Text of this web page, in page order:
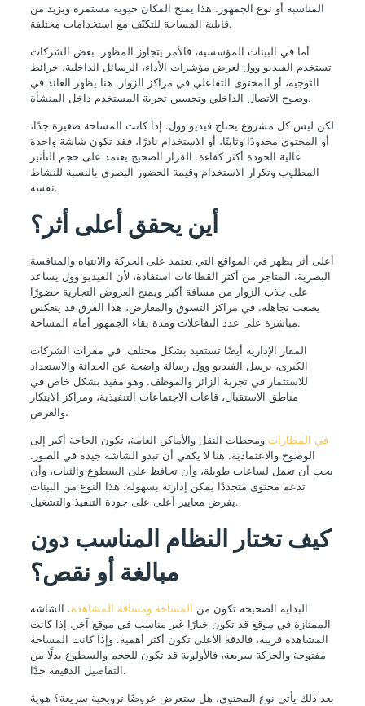
المناسبة أو نوع الجمهور. هذا يمنح المكان حيوية مستمرة ويزيد من
قابلية المساحة للتكيّف مع استخدامات مختلفة.
أما في البيئات المؤسسية، فالأمر يتجاوز المظهر. بعض الشركات
تستخدم الفيديو وول لعرض مؤشرات الأداء، الرسائل الداخلية، خرائط
التوجيه، أو المحتوى التفاعلي في مراكز الزوار. هنا يظهر العائد في
وضوح الاتصال الداخلي وتحسين تجربة المستخدم داخل المنشأة.
لكن ليس كل مشروع يحتاج فيديو وول. إذا كانت المساحة صغيرة جدًا،
أو المحتوى محدودًا وثابتًا، أو الاستخدام نادرًا، فقد تكون شاشة واحدة
عالية الجودة أكثر كفاءة. القرار الصحيح يعتمد على حجم التأثير
المطلوب وتكرار الاستخدام وقيمة الحضور البصري بالنسبة للنشاط
نفسه.
أين يحقق أعلى أثر؟
أعلى أثر يظهر في المواقع التي تعتمد على الحركة والانتباه والمنافسة
البصرية. المتاجر من أكثر القطاعات استفادة، لأن الفيديو وول يساعد
على جذب الزوار من مسافة أكبر ويمنح العروض التجارية حضورًا
يصعب تجاهله. في مراكز التسوق والمعارض، هذا الفرق قد ينعكس
مباشرة على عدد التفاعلات ومدة بقاء الجمهور أمام المساحة.
المقار الإدارية أيضًا تستفيد بشكل مختلف. في مقرات الشركات
الكبرى، يرسل الفيديو وول رسالة واضحة عن الحداثة والاستعداد
للاستثمار في تجربة الزائر والموظف. وهو مفيد بشكل خاص في
مناطق الاستقبال، قاعات الاجتماعات التنفيذية، ومراكز الابتكار
والعرض.
في المطارات ومحطات النقل والأماكن العامة، تكون الحاجة أكبر إلى
الوضوح والاعتمادية. هنا لا يكفي أن تبدو الشاشة جيدة في الصور.
يجب أن تعمل لساعات طويلة، وأن تحافظ على السطوع والثبات، وأن
تدعم محتوى متجددًا يمكن إدارته بسهولة. هذا النوع من البيئات
يفرض معايير أعلى على جودة التنفيذ والتشغيل.
كيف تختار النظام المناسب دون
مبالغة أو نقص؟
البداية الصحيحة تكون من المساحة ومسافة المشاهدة. الشاشة
الممتازة في موقع قد تكون خيارًا غير مناسب في موقع آخر. إذا كانت
المشاهدة قريبة، فالدقة الأعلى تكون أكثر أهمية. وإذا كانت المساحة
مفتوحة والحركة سريعة، فالأولوية قد تكون للحجم والسطوع بدلًا من
التفاصيل الدقيقة جدًا.
بعد ذلك يأتي نوع المحتوى. هل ستعرض عروضًا ترويجية سريعة؟ هوية